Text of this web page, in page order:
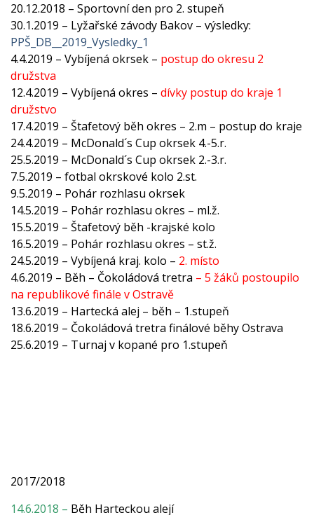
20.12.2018 – Sportovní den pro 2. stupeň
30.1.2019 – Lyžařské závody Bakov – výsledky:
PPŠ_DB__2019_Vysledky_1
4.4.2019 – Vybíjená okrsek – postup do okresu 2
družstva
12.4.2019 – Vybíjená okres – dívky postup do kraje 1
družstvo
17.4.2019 – Štafetový běh okres – 2.m – postup do kraje
24.4.2019 – McDonald´s Cup okrsek 4.-5.r.
25.5.2019 – McDonald´s Cup okrsek 2.-3.r.
7.5.2019 – fotbal okrskové kolo 2.st.
9.5.2019 – Pohár rozhlasu okrsek
14.5.2019 – Pohár rozhlasu okres – ml.ž.
15.5.2019 – Štafetový běh -krajské kolo
16.5.2019 – Pohár rozhlasu okres – st.ž.
24.5.2019 – Vybíjená kraj. kolo – 2. místo
4.6.2019 – Běh – Čokoládová tretra – 5 žáků postoupilo
na republikové finále v Ostravě
13.6.2019 – Hartecká alej – běh – 1.stupeň
18.6.2019 – Čokoládová tretra finálové běhy Ostrava
25.6.2019 – Turnaj v kopané pro 1.stupeň
2017/2018
14.6.2018 – Běh Harteckou alejí